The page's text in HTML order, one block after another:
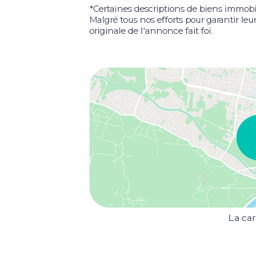
*Certaines descriptions de biens
Malgré tous nos efforts pour garantir
originale de l'annonce fait foi.
La